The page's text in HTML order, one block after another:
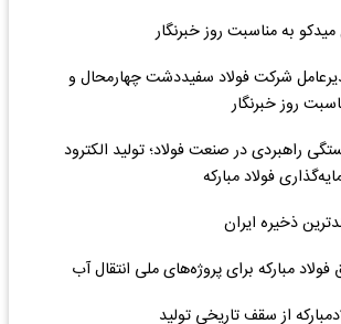
میدکو به مناسبت روز خبرنگار
شرکت فولاد سفیددشت چهارمحال و
روز خبرنگار
راهبردی در صنعت فولاد؛ تولید الکترود
فولاد مبارکه
ذخیره ایران
فولاد مبارکه برای پروژه‌های ملی انتقال آب
از سقف تاریخی تولید